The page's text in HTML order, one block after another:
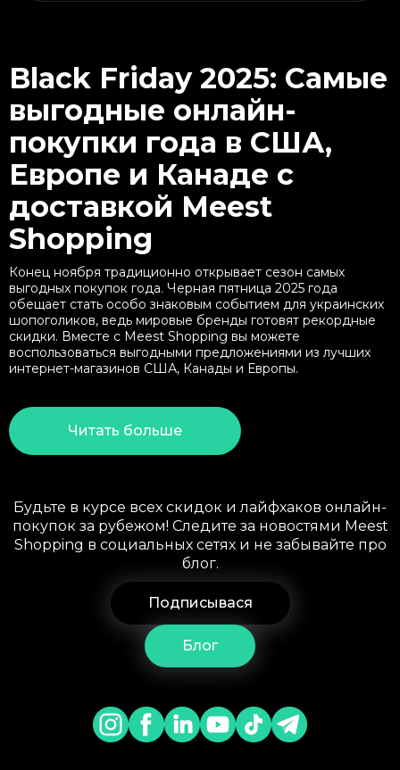
Black Friday 2025: Самые
выгодные онлайн-
покупки года в США,
Европе и Канаде с
доставкой Meest
Shopping
Конец ноября традиционно открывает сезон самых
выгодных покупок года. Черная пятница 2025 года
обещает стать особо знаковым событием для украинских
шопоголиков, ведь мировые бренды готовят рекордные
скидки. Вместе с Meest Shopping вы можете
воспользоваться выгодными предложениями из лучших
интернет-магазинов США, Канады и Европы.
Читать больше
Будьте в курсе всех скидок и лайфхаков онлайн-
покупок за рубежом! Следите за новостями Meest
Shopping в социальных сетях и не забывайте про
блог.
Подписывася
Блог